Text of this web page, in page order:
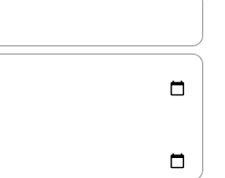
kan du navigera med upp- och